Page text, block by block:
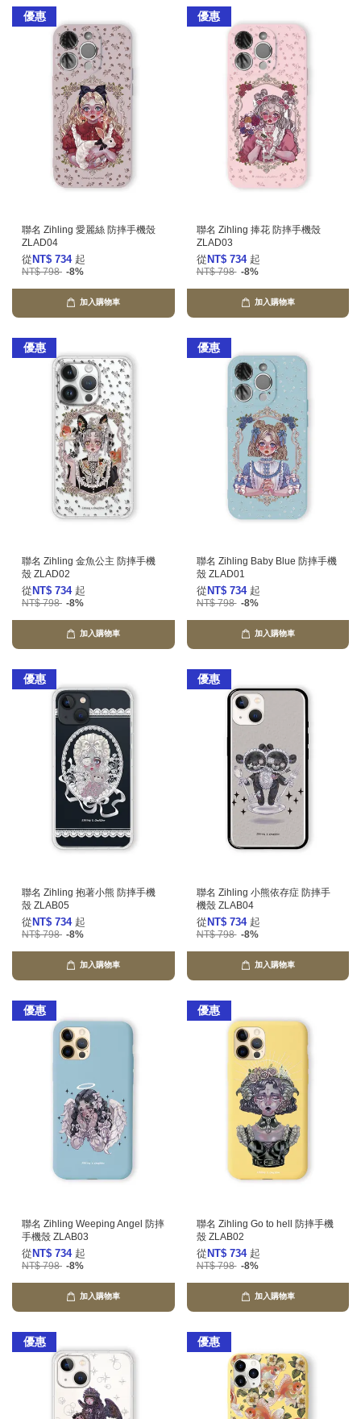
優惠
聯名 Zihling 愛麗絲 防摔手機殼
ZLAD04
從 NT$ 734 起
NT$ 798 -8%
加入購物車
優惠
聯名 Zihling 捧花 防摔手機殼
ZLAD03
從 NT$ 734 起
NT$ 798 -8%
加入購物車
優惠
聯名 Zihling 金魚公主 防摔手機
殼 ZLAD02
從 NT$ 734 起
NT$ 798 -8%
加入購物車
優惠
聯名 Zihling Baby Blue 防摔手機
殼 ZLAD01
從 NT$ 734 起
NT$ 798 -8%
加入購物車
優惠
聯名 Zihling 抱著小熊 防摔手機
殼 ZLAB05
從 NT$ 734 起
NT$ 798 -8%
加入購物車
優惠
聯名 Zihling 小熊依存症 防摔手
機殼 ZLAB04
從 NT$ 734 起
NT$ 798 -8%
加入購物車
優惠
聯名 Zihling Weeping Angel 防摔
手機殼 ZLAB03
從 NT$ 734 起
NT$ 798 -8%
加入購物車
優惠
聯名 Zihling Go to hell 防摔手機
殼 ZLAB02
從 NT$ 734 起
NT$ 798 -8%
加入購物車
優惠 優惠